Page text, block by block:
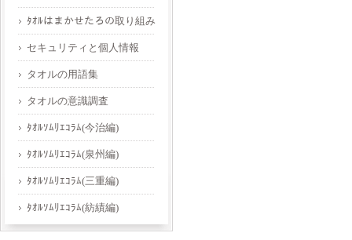
ﾀｵﾙはまかせたろの取り組み
セキュリティと個人情報
タオルの用語集
タオルの意識調査
ﾀｵﾙｿﾑﾘｴｺﾗﾑ(今治編)
ﾀｵﾙｿﾑﾘｴｺﾗﾑ(泉州編)
ﾀｵﾙｿﾑﾘｴｺﾗﾑ(三重編)
ﾀｵﾙｿﾑﾘｴｺﾗﾑ(紡績編)